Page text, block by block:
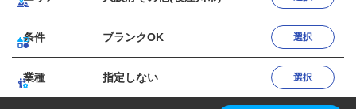
条件 ブランクOK 選択
業種 指定しない 選択